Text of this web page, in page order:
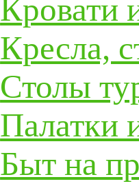
Кровати
Кресла,
Столы
Палатки
Быт на